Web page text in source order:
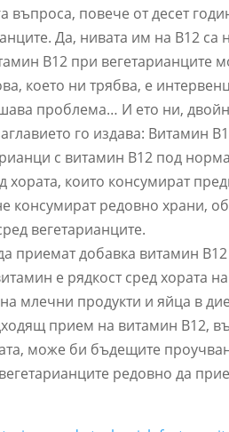
въпроса, повече от десет
Да, нивата им на B12
B12 при вегетарианците
което ни трябва, е
проблема… И ето ни,
го издава: Витамин
с витамин B12 под
които консумират
консумират редовно храни,
вегетарианците.
приемат добавка витамин
е рядкост сред хората
млечни продукти и яйца в
прием на витамин B12,
може би бъдещите
редовно да